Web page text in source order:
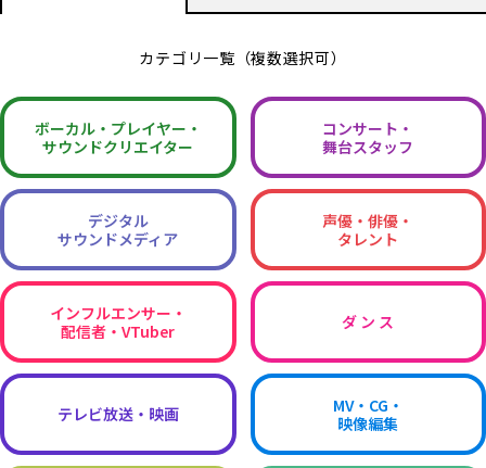
カテゴリ一覧（複数選択可）
ボーカル・ プレイヤー・
サウンドクリエイター
コンサート・
舞台スタッフ
デジタル
サウンドメディア
声優・俳優・
タレント
インフルエンサー・
配信者・VTuber
ダ ン ス
テレビ放送・映画
MV・CG・
映像編集